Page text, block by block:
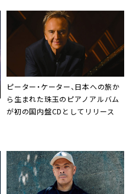
ピーター・ケーター、日本への旅か
ら生まれた珠玉のピアノアルバム
が初の国内盤CDとしてリリース